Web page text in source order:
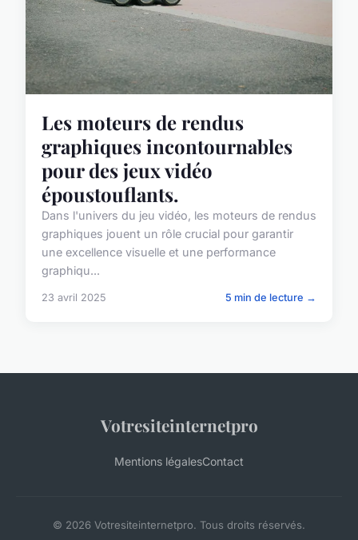
Les moteurs de rendus
graphiques incontournables
pour des jeux vidéo
époustouflants.
Dans l'univers du jeu vidéo, les moteurs de rendus
graphiques jouent un rôle crucial pour garantir
une excellence visuelle et une performance
graphiqu...
23 avril 2025 5 min de lecture →
Votresiteinternetpro
Mentions légalesContact
© 2026 Votresiteinternetpro. Tous droits réservés.